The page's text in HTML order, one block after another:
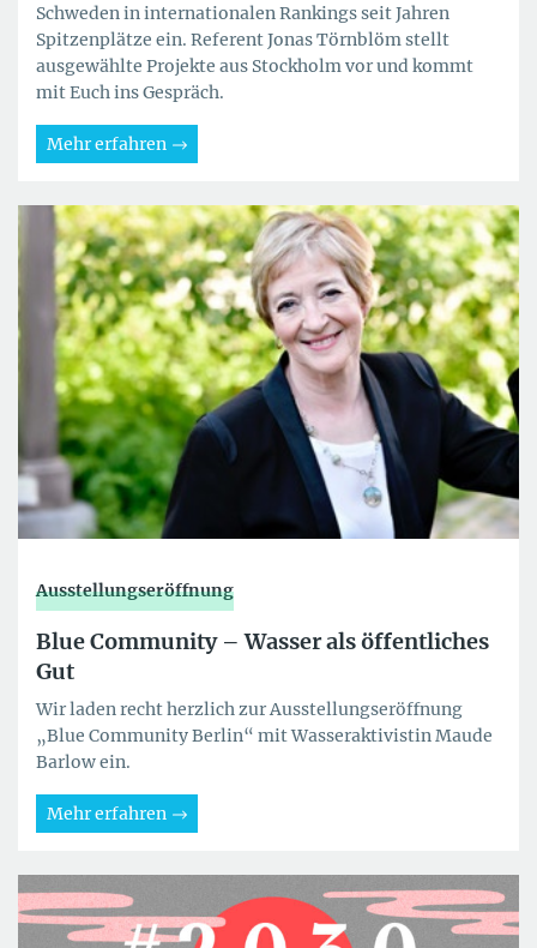
Schweden in internationalen Rankings seit Jahren
Spitzenplätze ein. Referent Jonas Törnblöm stellt
ausgewählte Projekte aus Stockholm vor und kommt
mit Euch ins Gespräch.
Mehr erfahren
Ausstellungseröffnung
Blue Community – Wasser als öffentliches
Gut
Wir laden recht herzlich zur Ausstellungseröffnung
„Blue Community Berlin“ mit Wasseraktivistin Maude
Barlow ein.
Mehr erfahren